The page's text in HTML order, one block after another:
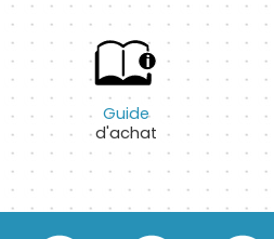
Guide
d'achat